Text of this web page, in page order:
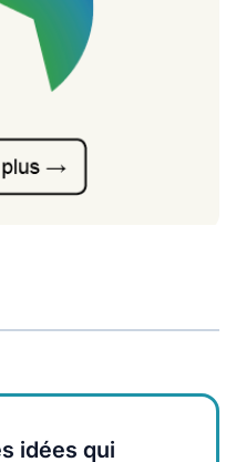
idées qui